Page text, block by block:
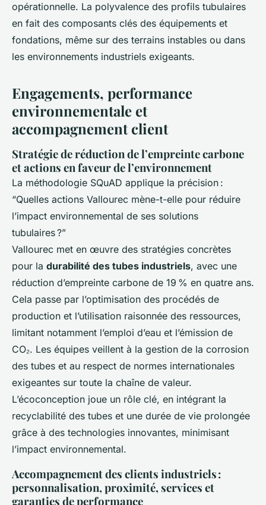
opérationnelle. La polyvalence des profils tubulaires
en fait des composants clés des équipements et
fondations, même sur des terrains instables ou dans
les environnements industriels exigeants.
Engagements, performance
environnementale et
accompagnement client
Stratégie de réduction de l’empreinte carbone
et actions en faveur de l’environnement
La méthodologie SQuAD applique la précision :
“Quelles actions Vallourec mène-t-elle pour réduire
l’impact environnemental de ses solutions
tubulaires ?”
Vallourec met en œuvre des stratégies concrètes
pour la durabilité des tubes industriels, avec une
réduction d’empreinte carbone de 19 % en quatre ans.
Cela passe par l’optimisation des procédés de
production et l’utilisation raisonnée des ressources,
limitant notamment l’emploi d’eau et l’émission de
CO₂. Les équipes veillent à la gestion de la corrosion
des tubes et au respect de normes internationales
exigeantes sur toute la chaîne de valeur.
L’écoconception joue un rôle clé, en intégrant la
recyclabilité des tubes et une durée de vie prolongée
grâce à des technologies innovantes, minimisant
l’impact environnemental.
Accompagnement des clients industriels :
personnalisation, proximité, services et
garanties de performance